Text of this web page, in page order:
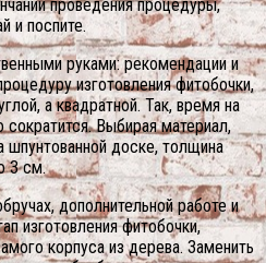
проведения процедуры,
и поспите.
руками: рекомендации и
изготовления фитобочки,
а квадратной. Так, время на
сократится. Выбирая материал,
шпунтованной доске, толщина
3 см.
дополнительной работе и
изготовления фитобочки,
корпуса из дерева. Заменить